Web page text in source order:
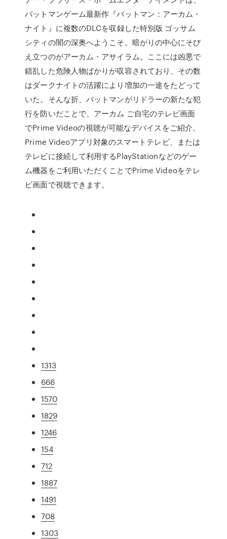
バットマンゲーム最新作『バットマン：アーカム・
ナイト』に複数のDLCを収録した特別版 ゴッサム
シティの闇の深奥へようこそ。暗がりの中心にそび
え立つのがアーカム・アサイラム。ここには凶悪で
錯乱した危険人物ばかりが収容されており、その数
はダークナイトの活躍により増加の一途をたどって
いた。そんな折、バットマンがリドラーの新たな犯
行を防いだことで、アーカム ご自宅のテレビ画面
でPrime Videoの視聴が可能なデバイスをご紹介。
Prime Videoアプリ対象のスマートテレビ、または
テレビに接続して利用するPlayStationなどのゲー
ム機器をご利用いただくことでPrime Videoをテレ
ビ画面で視聴できます。
1313
666
1570
1829
1246
154
712
1887
1491
708
1303